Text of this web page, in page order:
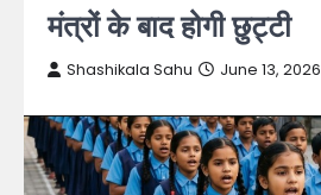
मंत्रों के बाद होगी छुट्टी
Shashikala Sahu June 13, 2026